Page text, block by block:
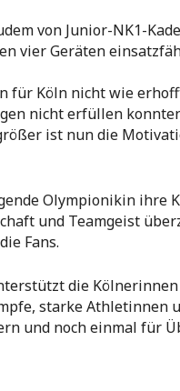
von Junior-NK1-
vier Geräten
für Köln nicht wie
nicht erfüllen
ist nun die
Olympionikin ihre
und Teamgeist
Fans.
die
starke
und noch einmal für